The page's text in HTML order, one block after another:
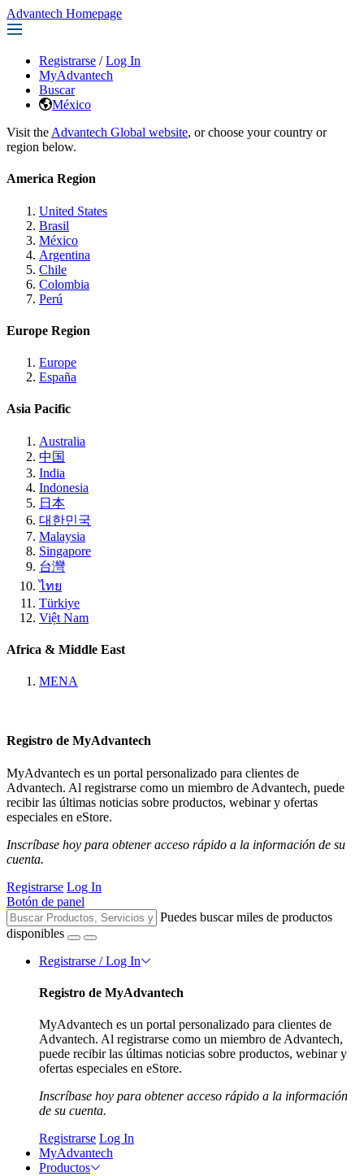
Advantech Homepage
Registrarse / Log In
MyAdvantech
Buscar
México
Visit the Advantech Global website, or choose your country or
region below.
America Region
United States
Brasil
México
Argentina
Chile
Colombia
Perú
Europe Region
Europe
España
Asia Pacific
Australia
中国
India
Indonesia
日本
대한민국
Malaysia
Singapore
台灣
ไทย
Türkiye
Việt Nam
Africa & Middle East
MENA
Registro de MyAdvantech
MyAdvantech es un portal personalizado para clientes de
Advantech. Al registrarse como un miembro de Advantech, puede
recibir las últimas noticias sobre productos, webinar y ofertas
especiales en eStore.
Inscríbase hoy para obtener acceso rápido a la información de su
cuenta.
Registrarse Log In
Botón de panel
Puedes buscar miles de productos
disponibles
Registrarse / Log In
Registro de MyAdvantech
MyAdvantech es un portal personalizado para clientes de
Advantech. Al registrarse como un miembro de Advantech,
puede recibir las últimas noticias sobre productos, webinar y
ofertas especiales en eStore.
Inscríbase hoy para obtener acceso rápido a la información
de su cuenta.
Registrarse Log In
MyAdvantech
Productos